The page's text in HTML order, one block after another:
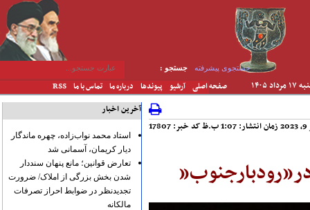
جستجوی پیشرفته جستجو :
صفحه اصلی آرشیو پیوندها درباره ما تماس با ما RSS ۱۴۰۵
کد خبر: 17807
آخرین اخبار
استاد محمد نواب‌زاده، چهره ماندگار
دیار کریمان، آسمانی شد
تعارض قوانین؛ مانع پنهان سنددار
شدن بخش بزرگی از املاک/ ضرورت
تجدیدنظر در ضوابط احراز تصرفات
مالکانه